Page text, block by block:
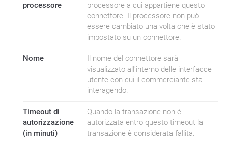
processore
processore a cui appartiene questo
connettore. Il processore non può
essere cambiato una volta che è stato
impostato su un connettore.
Nome
Il nome del connettore sarà
visualizzato all'interno delle interfacce
utente con cui il commerciante sta
interagendo.
Timeout di
autorizzazione
(in minuti)
Quando la transazione non è
autorizzata entro questo timeout la
transazione è considerata fallita.